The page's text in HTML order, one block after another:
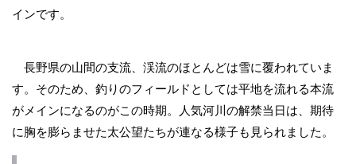
インです。
長野県の山間の支流、渓流のほとんどは雪に覆われていま
す。そのため、釣りのフィールドとしては平地を流れる本流
がメインになるのがこの時期。人気河川の解禁当日は、期待
に胸を膨らませた太公望たちが連なる様子も見られました。